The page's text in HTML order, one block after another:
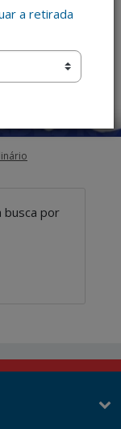
a retirada
busca por